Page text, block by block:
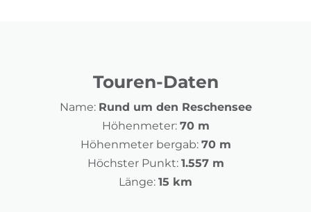
Touren-Daten
Name: Rund um den Reschensee
Höhenmeter: 70 m
Höhenmeter bergab: 70 m
Höchster Punkt: 1.557 m
Länge: 15 km